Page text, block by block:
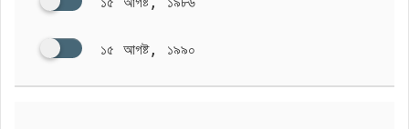
১৫ আগষ্ট, ১৯৯০